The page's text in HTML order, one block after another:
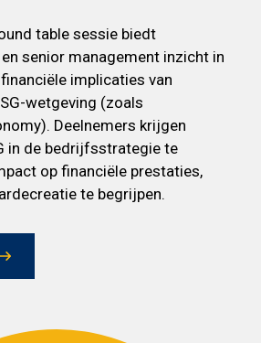
table sessie biedt
en senior management inzicht in
implicaties van
wetgeving (zoals
Deelnemers krijgen
in de bedrijfsstrategie te
op financiële prestaties,
te begrijpen.